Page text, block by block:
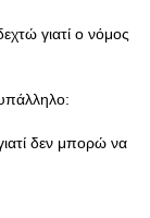
γιατί ο νόμος
δεν μπορώ να